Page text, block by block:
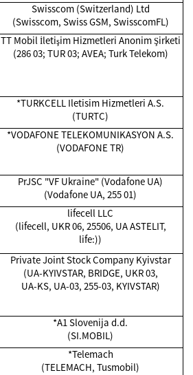
Swisscom (Switzerland) Ltd
(Swisscom, Swiss GSM, SwisscomFL)
TT Mobil İletişim Hizmetleri Anonim Şirketi
(286 03; TUR 03; AVEA; Turk Telekom)
*TURKCELL Iletisim Hizmetleri A.S.
(TURTC)
*VODAFONE TELEKOMUNIKASYON A.S.
(VODAFONE TR)
PrJSC "VF Ukraine" (Vodafone UA)
(Vodafone UA, 255 01)
lifecell LLC
(lifecell, UKR 06, 25506, UA ASTELIT,
life:))
Private Joint Stock Company Kyivstar
(UA-KYIVSTAR, BRIDGE, UKR 03,
UA-KS, UA-03, 255-03, KYIVSTAR)
*A1 Slovenija d.d.
(SI.MOBIL)
*Telemach
(TELEMACH, Tusmobil)